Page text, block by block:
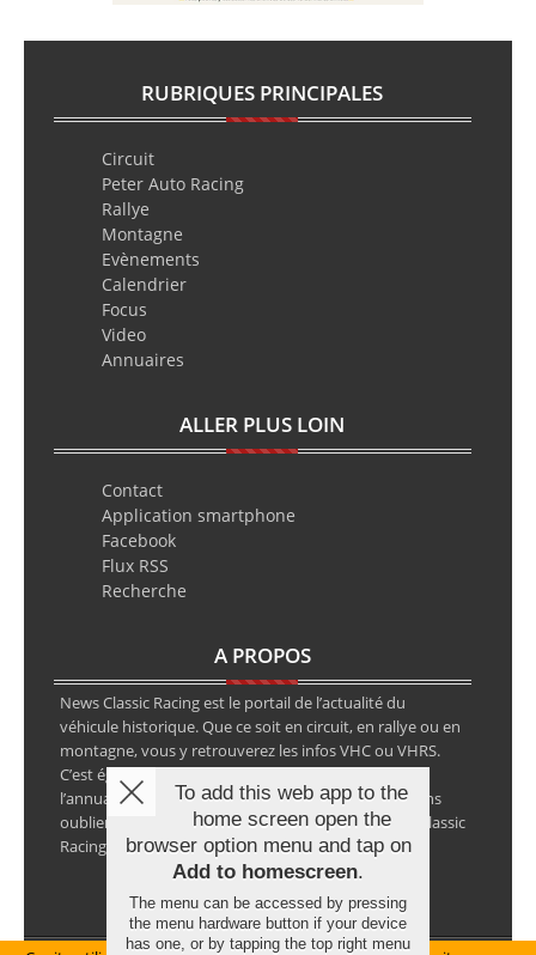
RUBRIQUES PRINCIPALES
Circuit
Peter Auto Racing
Rallye
Montagne
Evènements
Calendrier
Focus
Video
Annuaires
ALLER PLUS LOIN
Contact
Application smartphone
Facebook
Flux RSS
Recherche
A PROPOS
News Classic Racing est le portail de l’actualité du
véhicule historique. Que ce soit en circuit, en rallye ou en
montagne, vous y retrouverez les infos VHC ou VHRS.
C’est également le calendrier des épreuves ainsi que
l’annuaire des spécialistes de la voiture ancienne, sans
oublier les petites annonces avec notre partenaire Classic
Racing Annonces.
To add this web app to the
home screen open the
browser option menu and tap on
Add to homescreen.
The menu can be accessed by pressing
the menu hardware button if your device
has one, or by tapping the top right menu